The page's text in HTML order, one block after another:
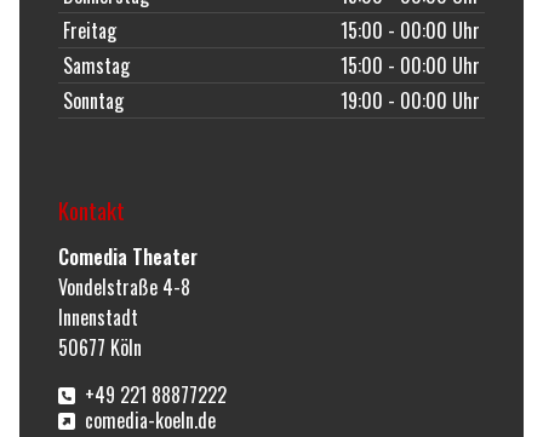
Kontakt
Comedia Theater
Vondelstraße 4-8
Innenstadt
50677 Köln
+49 221 88877222
comedia-koeln.de
Freitag
15:00 - 00:00 Uhr
Samstag
15:00 - 00:00 Uhr
Sonntag
19:00 - 00:00 Uhr